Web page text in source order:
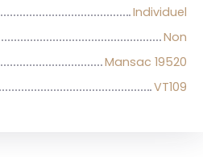
Individuel
Non
Mansac 19520
VT109